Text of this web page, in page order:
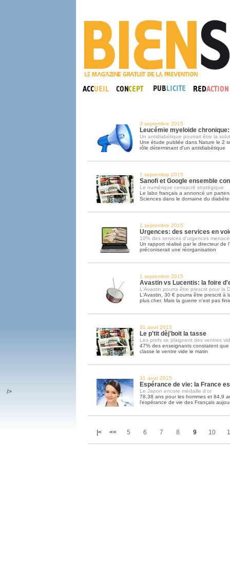
3 septembre 2015
Leucémie myeloide
Un antidiabétique pourrait être la
Une étude publiée dans Nature le 2
rôle déterminant d'un antidiabétique
1 septembre 2015
Sanofi et Google ensemble
Le numérique consacré stratégique
Le labo français a annoncé un
Sciences dans le domaine du diabète
1 septembre 2015
Urgences: des services en
10% des services d'urgences
Un rapport réalisé par le directeur de
préconiserait une réorganisation
1 septembre 2015
Avastin vs Lucentis: la foire
L'Avastin pourra être prescrit pour la
L'Avastin, 30 € pourra être prescrit à
plus cher. Mais la guerre n'est pas
31 aout 2015
Le p'tit dèj'boit la tasse
Les profs se plaignent des ventres
47% des enseignants constatent
classe le ventre vide le matin
31 aout 2015
Espérance de vie: la France
Le Japon encore médaille d'or
78,38 ans pour les hommes et 84,9
l'espérance de vie des Français
|< << 5 6 7 8 9 10
/>